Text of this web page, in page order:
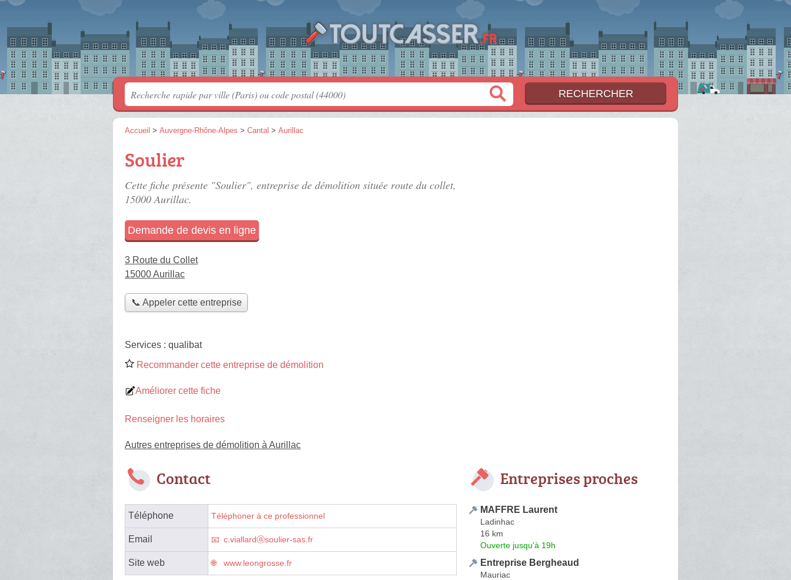
Accueil > Auvergne-Rhône-Alpes > Cantal > Aurillac
Soulier
Cette fiche présente "Soulier", entreprise de démolition située route du collet,
15000 Aurillac.
Demande de devis en ligne
3 Route du Collet
15000 Aurillac
📞 Appeler cette entreprise
Services : qualibat
Recommander cette entreprise de démolition
Améliorer cette fiche
Renseigner les horaires
Autres entreprises de démolition à Aurillac
Contact
Téléphone Téléphoner à ce professionnel
Email c.viallardⓐsoulier-sas.fr
Site web www.leongrosse.fr
Entreprises proches
MAFFRE Laurent
Ladinhac
16 km
Ouverte jusqu'à 19h
Entreprise Bergheaud
Mauriac